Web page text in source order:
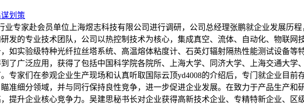
划策
业专家赴会员单位上海煜志科技有限公司进行调研，公司总经理张鹏就企业发展历
发的专业技术团队，公司以热控制技术为核心，集成真空、流体、自动化、物联网
如实验级特种光纤拉丝塔系统、高温熔体粘度计、石英灯辐射隔热性能测试设备
了广泛应用，获得了包括中国科学院各院所、上海大学、同济大学、上海交通大
专家们在参观企业生产现场和认真听取国际云顶yd4008的介绍后，专门就企业目前
准细分领域，并与同行保持良性竞争，进一步促进企业发展。在致力于产品生产
提升企业核心竞争力。吴建思秘书长对企业获得高新技术企业、专精特新企业、区